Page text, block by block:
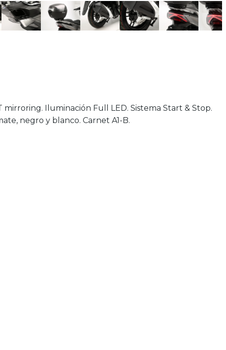
Iluminación Full LED. Sistema Start & Stop.
negro y blanco. Carnet A1-B.